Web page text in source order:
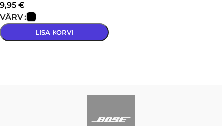
9,95 €
VÄRV
LISA KORVI